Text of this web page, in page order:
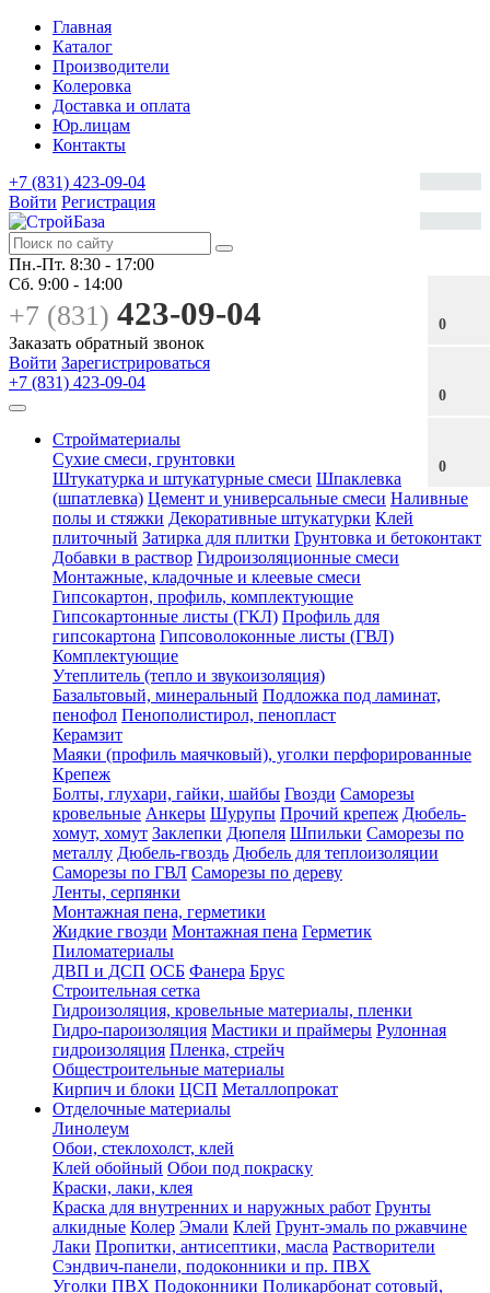
Главная
Каталог
Производители
Колеровка
Доставка и оплата
Юр.лицам
Контакты
0
0
0
+7 (831) 423-09-04
Войти Регистрация
Пн.-Пт. 8:30 - 17:00
Сб. 9:00 - 14:00
+7 (831) 423-09-04
Заказать обратный звонок
Войти Зарегистрироваться
+7 (831) 423-09-04
Стройматериалы
Сухие смеси, грунтовки
Штукатурка и штукатурные смеси Шпаклевка
(шпатлевка) Цемент и универсальные смеси Наливные
полы и стяжки Декоративные штукатурки Клей
плиточный Затирка для плитки Грунтовка и бетоконтакт
Добавки в раствор Гидроизоляционные смеси
Монтажные, кладочные и клеевые смеси
Гипсокартон, профиль, комплектующие
Гипсокартонные листы (ГКЛ) Профиль для
гипсокартона Гипсоволоконные листы (ГВЛ)
Комплектующие
Утеплитель (тепло и звукоизоляция)
Базальтовый, минеральный Подложка под ламинат,
пенофол Пенополистирол, пенопласт
Керамзит
Маяки (профиль маячковый), уголки перфорированные
Крепеж
Болты, глухари, гайки, шайбы Гвозди Саморезы
кровельные Анкеры Шурупы Прочий крепеж Дюбель-
хомут, хомут Заклепки Дюпеля Шпильки Саморезы по
металлу Дюбель-гвоздь Дюбель для теплоизоляции
Саморезы по ГВЛ Саморезы по дереву
Ленты, серпянки
Монтажная пена, герметики
Жидкие гвозди Монтажная пена Герметик
Пиломатериалы
ДВП и ДСП ОСБ Фанера Брус
Строительная сетка
Гидроизоляция, кровельные материалы, пленки
Гидро-пароизоляция Мастики и праймеры Рулонная
гидроизоляция Пленка, стрейч
Общестроительные материалы
Кирпич и блоки ЦСП Металлопрокат
Отделочные материалы
Линолеум
Обои, стеклохолст, клей
Клей обойный Обои под покраску
Краски, лаки, клея
Краска для внутренних и наружных работ Грунты
алкидные Колер Эмали Клей Грунт-эмаль по ржавчине
Лаки Пропитки, антисептики, масла Растворители
Сэндвич-панели, подоконники и пр. ПВХ
Уголки ПВХ Подоконники Поликарбонат сотовый,